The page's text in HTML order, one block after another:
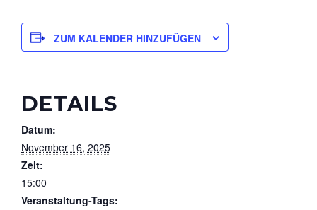
ZUM KALENDER HINZUFÜGEN
DETAILS
Datum:
November 16, 2025
Zeit:
15:00
Veranstaltung-Tags: